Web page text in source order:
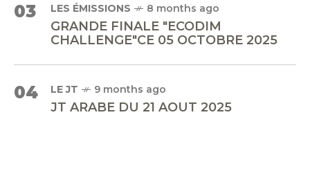
03 LES ÉMISSIONS 8 months ago
GRANDE FINALE "ECODIM
CHALLENGE"CE 05 OCTOBRE 2025
04 LE JT 9 months ago
JT ARABE DU 21 AOUT 2025